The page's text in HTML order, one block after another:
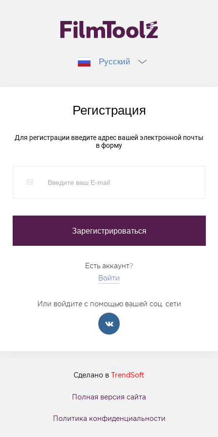
Русский
Регистрация
Для регистрации введите адрес вашей электронной почты
в форму
Есть аккаунт?
Войти
Или войдите с помощью вашей соц. сети
Сделано в TrendSoft
Полная версия сайта
Политика конфиденциальности